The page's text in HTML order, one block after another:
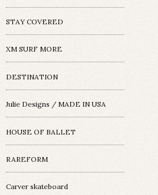
STAY COVERED
XM SURF MORE
DESTINATION
Julie Designs / MADE IN USA
HOUSE OF BALLET
RAREFORM
Carver skateboard